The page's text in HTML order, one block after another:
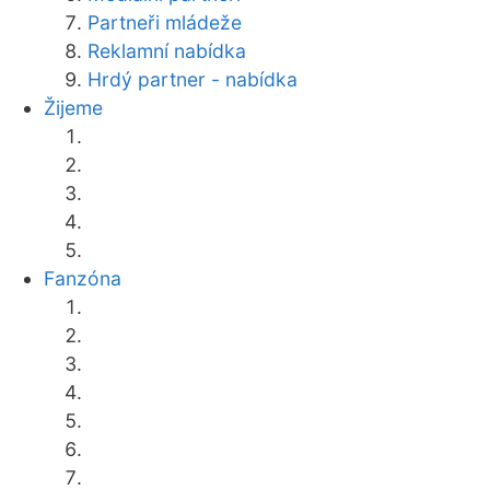
Partneři mládeže
Reklamní nabídka
Hrdý partner - nabídka
Žijeme
Fanzóna